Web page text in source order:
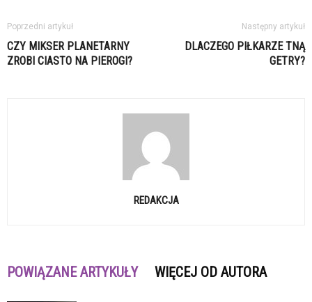
Poprzedni artykuł
CZY MIKSER PLANETARNY
ZROBI CIASTO NA PIEROGI?
Następny artykuł
DLACZEGO PIŁKARZE TNĄ
GETRY?
REDAKCJA
POWIĄZANE ARTYKUŁY WIĘCEJ OD AUTORA